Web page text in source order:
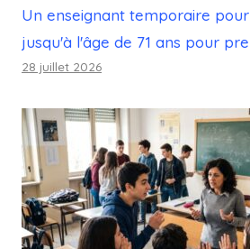
Un enseignant temporaire
jusqu'à l'âge de 71 ans pour
28 juillet 2026